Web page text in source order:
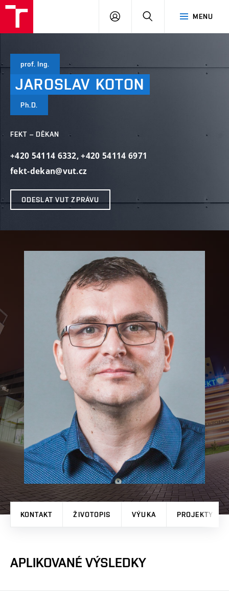
MENU
PŘIHLÁSIT
prof. Ing.
JAROSLAV KOTON
Ph.D.
FEKT – DĚKAN
+420 54114 6332,+420 54114 6971
fekt-dekan@vut.cz
ODESLAT VUT ZPRÁVU
KONTAKT ŽIVOTOPIS VÝUKA PROJEKTY
APLIKOVANÉ VÝSLEDKY